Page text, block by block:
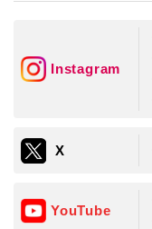
Instagram
X
YouTube